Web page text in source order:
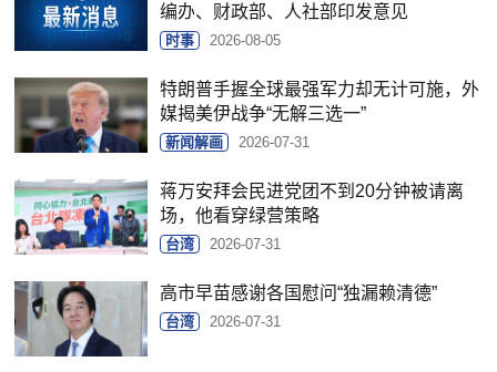
编办、财政部、人社部印发意见
时事 2026-08-05
特朗普手握全球最强军力却无计可施，外
媒揭美伊战争“无解三选一”
新闻解画 2026-07-31
蒋万安拜会民进党团不到20分钟被请离
场，他看穿绿营策略
台湾 2026-07-31
高市早苗感谢各国慰问“独漏赖清德”
台湾 2026-07-31